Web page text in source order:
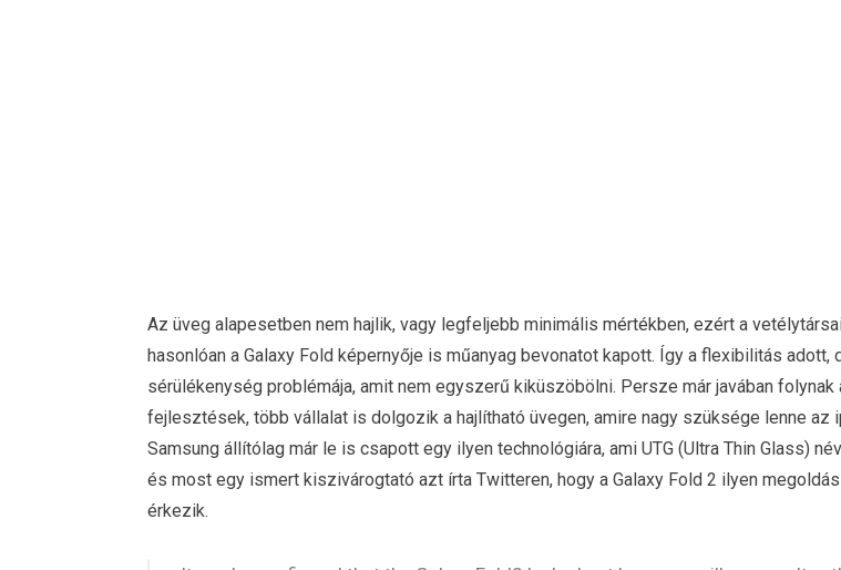
Az üveg alapesetben nem hajlik, vagy legfeljebb minimális mértékben, ezért a
hasonlóan a Galaxy Fold képernyője is műanyag bevonatot kapott. Így a flexibilitás adott,
sérülékenység problémája, amit nem egyszerű kiküszöbölni. Persze már javában folynak
fejlesztések, több vállalat is dolgozik a hajlítható üvegen, amire nagy szüksége lenne az
Samsung állítólag már le is csapott egy ilyen technológiára, ami UTG (Ultra Thin Glass)
és most egy ismert kiszivárogtató azt írta Twitteren, hogy a Galaxy Fold 2 ilyen
érkezik.